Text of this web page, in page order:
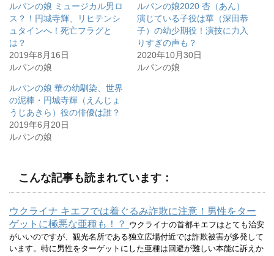
T
w
i
t
t
r
で
共
新
し
い
ウ
ィ
ン
ド
ウ
す
)
o
k
で
共
有
る
に
ッ
ク
し
て
く
だ
ウ
ィ
ン
ウ
で
開
き
ま
す
)
ルパンの娘 ミュージカル男ロ
ス？！円城寺輝、リヒテンシ
ュタインへ！死亡フラグと
は？
2019年8月16日
ルパンの娘
ルパンの娘2020 杏（あん）
演じている子役は華（深田恭
子）の幼少期役！演技に力入
りすぎの声も？
2020年10月30日
ルパンの娘
ルパンの娘 華の幼馴染、世界
の泥棒・円城寺輝（えんじょ
うじあきら）役の俳優は誰？
2019年6月20日
ルパンの娘
こんな記事も読まれています：
ウクライナ キエフでは着ぐるみ詐欺に注意！男性をター
ゲットに極悪な亜種も！？ ウクライナの首都キエフはとても治安
がいいのですが、観光名所である独立広場付近では詐欺被害が多発して
います。特に男性をターゲットにした亜種は回避が難しい本能に訴えか